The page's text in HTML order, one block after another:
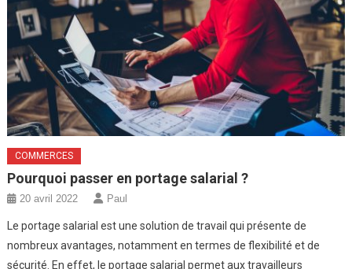
COMMERCES
Pourquoi passer en portage salarial ?
20 avril 2022 Paul
Le portage salarial est une solution de travail qui présente de
nombreux avantages, notamment en termes de flexibilité et de
sécurité. En effet, le portage salarial permet aux travailleurs